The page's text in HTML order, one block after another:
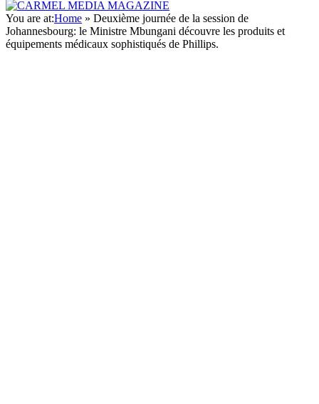
You are at:Home » Deuxième journée de la session de
Johannesbourg: le Ministre Mbungani découvre les produits et
équipements médicaux sophistiqués de Phillips.